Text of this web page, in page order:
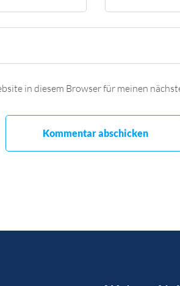
in diesem Browser für meinen